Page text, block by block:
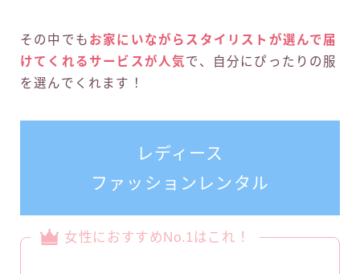
その中でも お家にいながらスタイリストが選んで届
けてくれるサービスが人気で、自分にぴったりの服
を選んでくれます！
レディース
ファッションレンタル
女性におすすめNo.1はこれ！